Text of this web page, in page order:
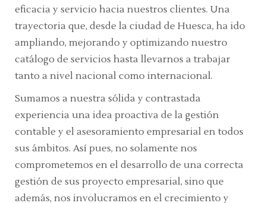
eficacia y servicio hacia nuestros clientes. Una
trayectoria que, desde la ciudad de Huesca, ha ido
ampliando, mejorando y optimizando nuestro
catálogo de servicios hasta llevarnos a trabajar
tanto a nivel nacional como internacional.
Sumamos a nuestra sólida y contrastada
experiencia una idea proactiva de la gestión
contable y el asesoramiento empresarial en todos
sus ámbitos. Así pues, no solamente nos
comprometemos en el desarrollo de una correcta
gestión de sus proyecto empresarial, sino que
además, nos involucramos en el crecimiento y